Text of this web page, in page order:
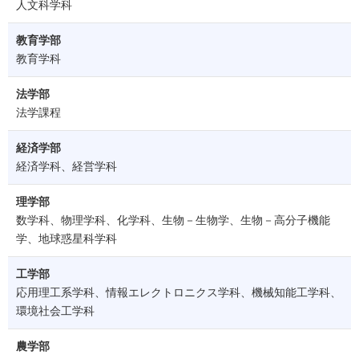
人文科学科
教育学部
教育学科
法学部
法学課程
経済学部
経済学科、経営学科
理学部
数学科、物理学科、化学科、生物－生物学、生物－高分子機能
学、地球惑星科学科
工学部
応用理工系学科、情報エレクトロニクス学科、機械知能工学科、
環境社会工学科
農学部